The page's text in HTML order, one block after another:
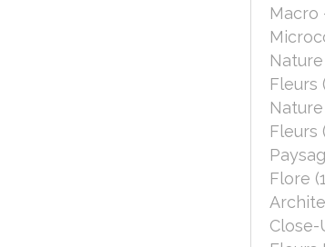
Macro
Nature
Fleurs
Nature
Fleurs
Flore
Close-